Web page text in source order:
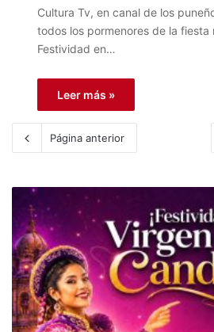
Cultura Tv, en canal de los
todos los pormenores de la fiesta
Festividad en…
Leer más »
Página anterior